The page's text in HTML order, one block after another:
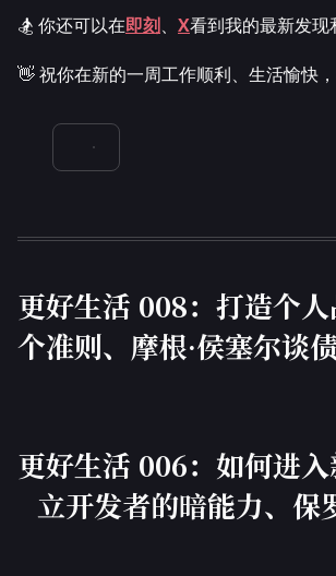
🏂 你还可以在即刻、 X看到我的最新发现
👋 祝你在新的一周工作顺利、生活愉快
更好生活 008：打造个
个准则、摩根·侯塞尔谈
更好生活 006：如何进
立开发者的暗能力、保